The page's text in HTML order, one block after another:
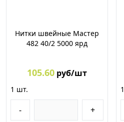
Нитки швейные Мастер
482 40/2 5000 ярд
105.60 руб/шт
1 шт.
- +
1